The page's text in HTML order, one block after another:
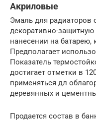
Акриловые
Эмаль для радиаторов
декоративно-
нанесении на
Предполагает
Показатель
достигает отметки в
применяться дл
деревянных и
Продается состав в